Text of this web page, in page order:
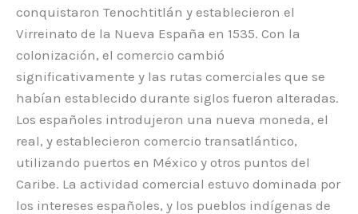
conquistaron Tenochtitlán y establecieron el
Virreinato de la Nueva España en 1535. Con la
colonización, el comercio cambió
significativamente y las rutas comerciales que se
habían establecido durante siglos fueron alteradas.
Los españoles introdujeron una nueva moneda, el
real, y establecieron comercio transatlántico,
utilizando puertos en México y otros puntos del
Caribe. La actividad comercial estuvo dominada por
los intereses españoles, y los pueblos indígenas de